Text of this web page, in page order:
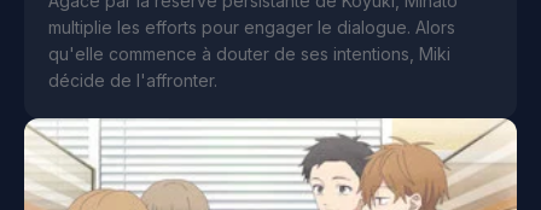
multiplie les efforts pour engager le dialogue. Alors
qu'elle commence à douter de ses intentions, Miki
décide de l'affronter.